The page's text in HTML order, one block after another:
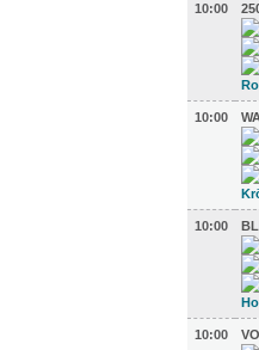
10:00
10:00
10:00
10:00